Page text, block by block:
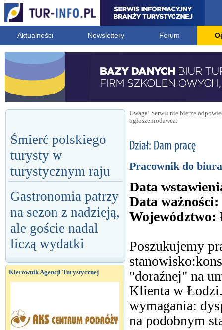
Aktualności Newslettery Forum
Śmierć polskiego
turysty w
turystycznym raju
Gastronomia patrzy
na sezon z nadzieją,
ale goście nadal
liczą wydatki
Kierownik Agencji Turystycznej
Uwaga! Serwis nie bierze
ogłoszeniodawca.
Pracownik do
Data
Data ważności:
Województwo:
Poszukujemy
"doraźnej" na
Klienta w Łodzi.
wymagania:
na podobnym